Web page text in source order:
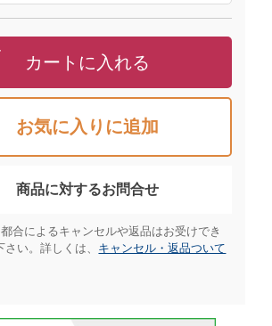
カートに入れる
お気に入りに追加
商品に対するお問合せ​
合によるキャンセルや返品はお受けでき
い。詳しくは、 キャンセル・返品ついて